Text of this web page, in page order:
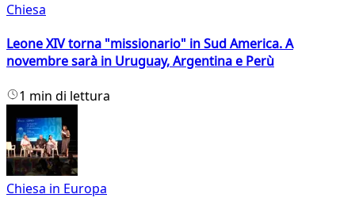
Chiesa
Leone XIV torna "missionario" in Sud America. A
novembre sarà in Uruguay, Argentina e Perù
1 min di lettura
Chiesa in Europa